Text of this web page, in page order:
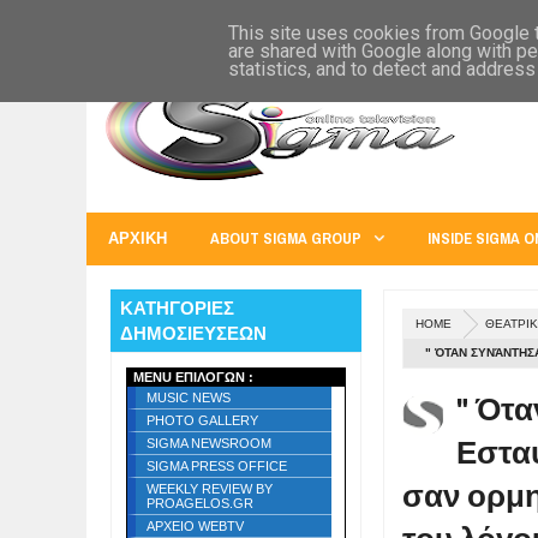
EUROPE U.S.A. AUSTRALIA
ΑΡΧΙΚΗ ABOUT SIGMA GROUP INSIDE SIGMA
HOME
" ΌΤΑΝ
"
σαν
ΚΑΤΗΓΟΡΙΕΣ
ΔΗΜΟΣΙΕΥΣΕΩΝ
MENU ΕΠΙΛΟΓΩΝ :
MUSIC NEWS
PHOTO GALLERY
SIGMA NEWSROOM
SIGMA PRESS OFFICE
WEEKLY REVIEW BY
PROAGELOS.GR
ΑΡΧΕΙΟ WEBTV
This site uses cookies from Google
are shared with Google along with
statistics, and to detect and address